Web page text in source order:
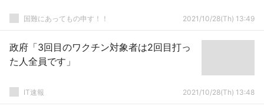
国難にあってもの申す！！ 2021/10/28(Th) 13:49
政府「3回目のワクチン対象者は2回目打っ
た人全員です」
IT速報 2021/10/28(Th) 13:48